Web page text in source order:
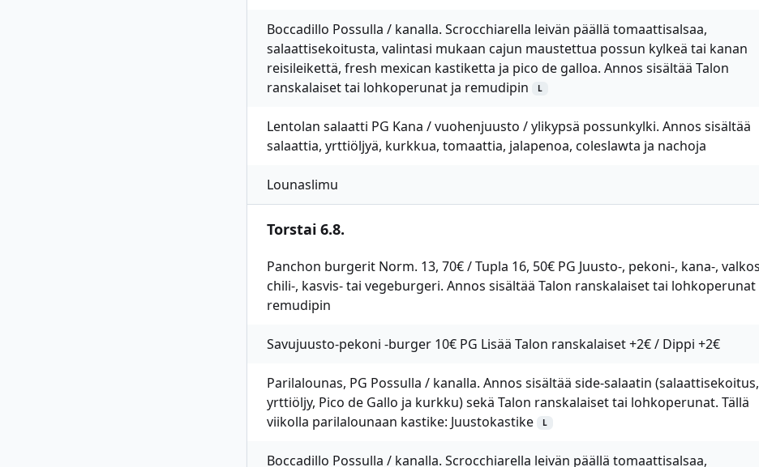
Boccadillo Possulla / kanalla. Scrocchiarella leivän päällä tomaattisalsaa,
salaattisekoitusta, valintasi mukaan cajun maustettua possun kylkeä tai kanan
reisileikettä, fresh mexican kastiketta ja pico de galloa. Annos sisältää Talon
ranskalaiset tai lohkoperunat ja remudipin
L
Lentolan salaatti PG Kana / vuohenjuusto / ylikypsä possunkylki. Annos sisältää
salaattia, yrttiöljyä, kurkkua, tomaattia, jalapenoa, coleslawta ja nachoja
Lounaslimu
Torstai 6.8.
Panchon burgerit Norm. 13, 70€ / Tupla 16, 50€ PG Juusto-, pekoni-, kana-,
chili-, kasvis- tai vegeburgeri. Annos sisältää Talon ranskalaiset tai lohkoperunat
remudipin
Savujuusto-pekoni -burger 10€ PG Lisää Talon ranskalaiset +2€ / Dippi +2€
Parilalounas, PG Possulla / kanalla. Annos sisältää side-salaatin (salaattisekoitus,
yrttiöljy, Pico de Gallo ja kurkku) sekä Talon ranskalaiset tai lohkoperunat. Tällä
viikolla parilalounaan kastike: Juustokastike
L
Boccadillo Possulla / kanalla. Scrocchiarella leivän päällä tomaattisalsaa,